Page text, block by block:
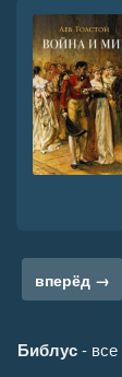
вперёд →
Библус-